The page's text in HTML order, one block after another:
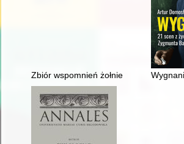
Zbiór wspomnień żołnierzy